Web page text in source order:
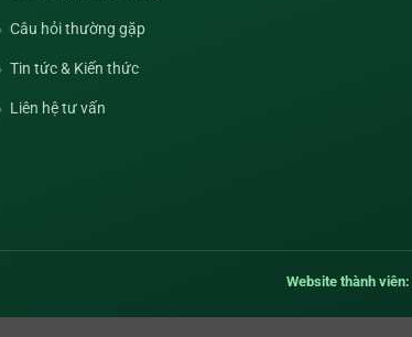
Câu hỏi thường gặp
Tin tức & Kiến thức
Liên hệ tư vấn
Website thành viên: